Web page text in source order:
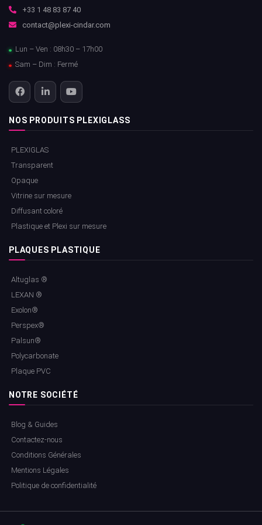
+33 1 48 83 87 40
contact@plexi-cindar.com
Lun – Ven : 08h30 – 17h00
Sam – Dim : Fermé
NOS PRODUITS PLEXIGLASS
PLEXIGLAS
Transparent
Opaque
Vitrine sur mesure
Diffusant coloré
Plastique et Plexi sur mesure
PLAQUES PLASTIQUE
Altuglas ®
LEXAN ®
Exolon®
Perspex®
Palsun®
Polycarbonate
Plaque PVC
NOTRE SOCIÉTÉ
Blog & Guides
Contactez-nous
Conditions Générales
Mentions Légales
Politique de confidentialité